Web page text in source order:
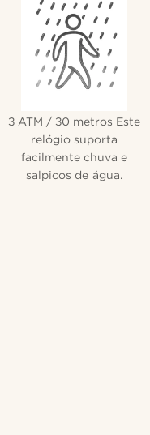
3 ATM / 30 metros Este
relógio suporta
facilmente chuva e
salpicos de água.